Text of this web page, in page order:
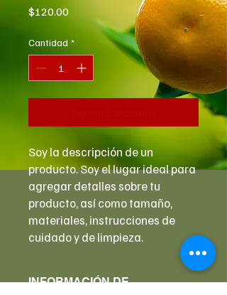
$120.00Precio
Cantidad *
Soy la descripción de un
producto. Soy el lugar ideal para
agregar detalles sobre tu
producto, así como tamaño,
materiales, instrucciones de
cuidado y de limpieza.
INFORMACIÓN DE